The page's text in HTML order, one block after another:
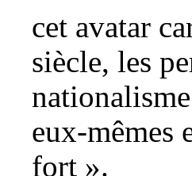
cet avatar
siècle, les
eux-mêmes
fort ».